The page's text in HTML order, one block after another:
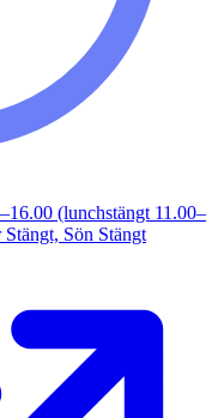
(lunchstängt 11.00–
Sön Stängt